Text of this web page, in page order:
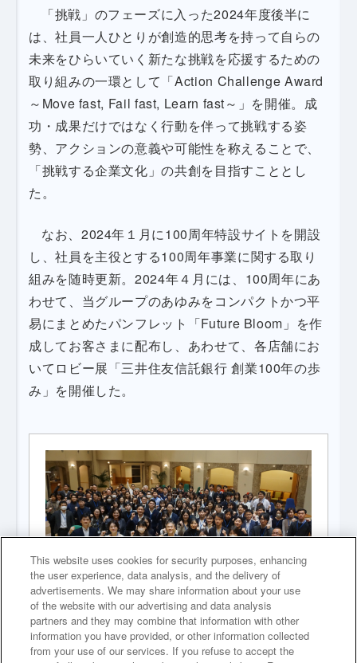
「挑戦」のフェーズに入った2024年度後半に
は、社員一人ひとりが創造的思考を持って自らの
未来をひらいていく新たな挑戦を応援するための
取り組みの一環として「Action Challenge Award
～Move fast, Fail fast, Learn fast～」を開催。成
功・成果だけではなく行動を伴って挑戦する姿
勢、アクションの意義や可能性を称えることで、
「挑戦する企業文化」の共創を目指すこととし
た。
なお、2024年１月に100周年特設サイトを開設
し、社員を主役とする100周年事業に関する取り
組みを随時更新。2024年４月には、100周年にあ
わせて、当グループのあゆみをコンパクトかつ平
易にまとめたパンフレット「Future Bloom」を作
成してお客さまに配布し、あわせて、各店舗にお
いてロビー展「三井住友信託銀行 創業100年の歩
み」を開催した。
100周年アンバサダーたち～グループが一体となって
This website uses cookies for security purposes, enhancing
the user experience, data analysis, and the delivery of
advertisements. We may share information about your use
of the website with our advertising and data analysis
partners and they may combine that information with other
information you have provided, or other information collected
from your use of our services. If you refuse to accept the